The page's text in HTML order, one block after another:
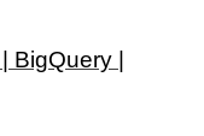
BigQuery |